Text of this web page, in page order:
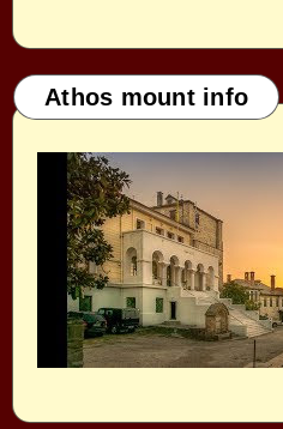
Athos mount info